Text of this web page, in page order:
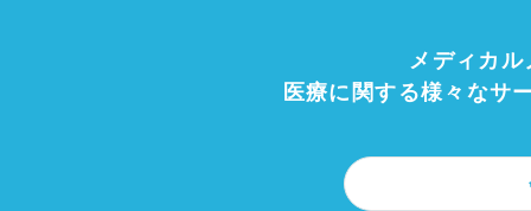
メディカ
医療に関する様々なサ